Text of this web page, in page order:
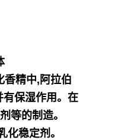
香精中,阿拉伯
保湿作用。在
等的制造。
化稳定剂。